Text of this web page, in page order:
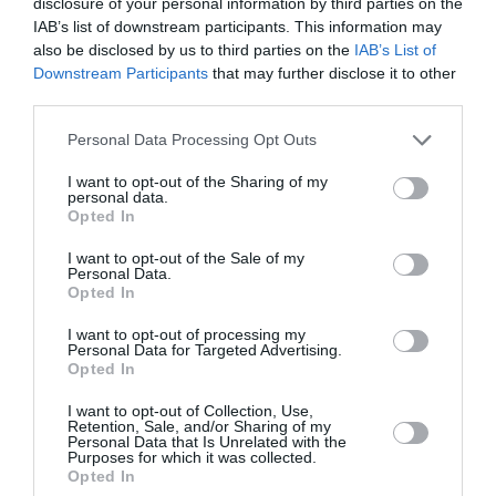
IAB’s list of downstream participants. This information may
also be disclosed by us to third parties on the IAB’s List of
Downstream Participants that may further disclose it to other
Personal Data Processing Opt Outs
I want to opt-out of the Sharing of my
personal data.
Opted In
I want to opt-out of the Sale of my
Personal Data.
Opted In
I want to opt-out of processing my
Personal Data for Targeted Advertising.
Opted In
I want to opt-out of Collection, Use,
Retention, Sale, and/or Sharing of my
Personal Data that Is Unrelated with the
Purposes for which it was collected.
Opted In
και πήραν το μέρος μου. Ορισμένοι φίλοι μου
μού λένε πως αυτό που έκανα ήταν ιδιοφυές και
bullying. Τους ανέφερα στους υπευθύνους της
από αυτό τα πράγματα έγιναν χειρότερα και
εκείνοι απλώς γλίτωσαν με μια μικρή επίπληξη.
Έστειλα τα μηνύματα, επειδή οι αναφορές δεν
κατέληξαν πουθενά».
Το κείμενο της κοπέλας κέρδισε πάνω από 24 εκ.
likes και σχόλια. Οι περισσότεροι χρήστες
εξήραν τη γενναιότητα και την εξυπνάδα της.
Υπήρξαν, ωστόσο, και ορισμένοι που σκέφτηκαν
πως το παρατράβηξε και πως θα μπορούσε να